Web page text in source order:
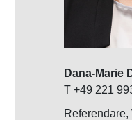
Dana-Marie
T +49 221